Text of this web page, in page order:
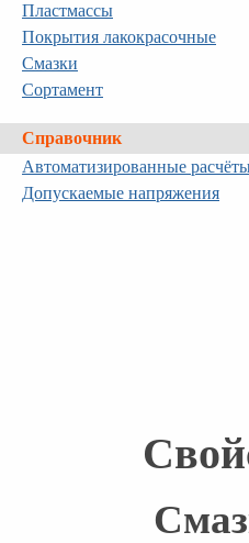
Пластмассы
Покрытия лакокрасочные
Смазки
Сортамент
Справочник
Автоматизированные
Допускаемые напряжения